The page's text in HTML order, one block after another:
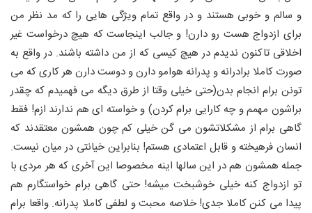
و سالم و خوبی هستند و در واقع تمام ویژگی هایی را که مد نظر من
برای ازدواج هست رو دارن! و جالب اینجاست که هیچ درخواست غیر
اخلاقی تاکنون ندیدم در هیچ کیسی که از من داشته باشند. در واقع به
صورت کاملا برادرانه و پدرانه هوامو دارن و دوست دارن هر کاری که می
تونن برام انجام بدن(حتی خیلی وقتا از طرق دیگه می فهمیدم که چقدر
براشون مهمم و چه کارایی برام کردن) و خواسته ای هم ندارند ازم! فقط
گاهی برام از مشکلاتشون می گن خیلی کم چون همشون معتقدند که
انسان فرهیخته و قابل اعتمادی هستم! بنابراین خیانتی در میان نیست.
جمله همشون هم در این سالها اینه مخصوصا این آخری که هر مردی با
تو ازدواج کنه خیلی خوشبخت میشه! حتی گاهی برام خواستگارم هم
پیدا می کنن کاملا جدی! خلاصه محبت و لطفی کاملا پدرانه. واقعا برام